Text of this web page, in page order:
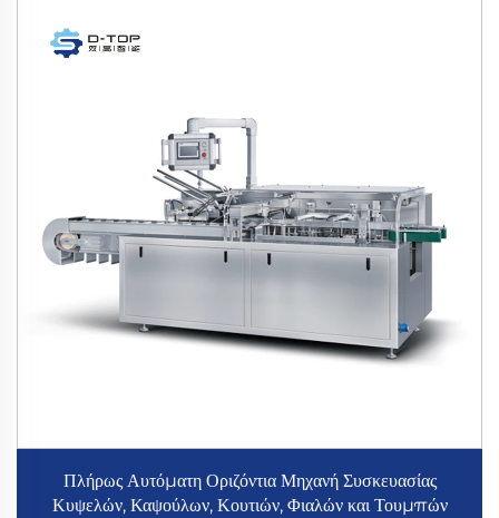
Πλήρως Αυτόματη Οριζόντια Μηχανή Συσκευασίας
Κυψελών, Καψούλων, Κουτιών, Φιαλών και Τουμπών